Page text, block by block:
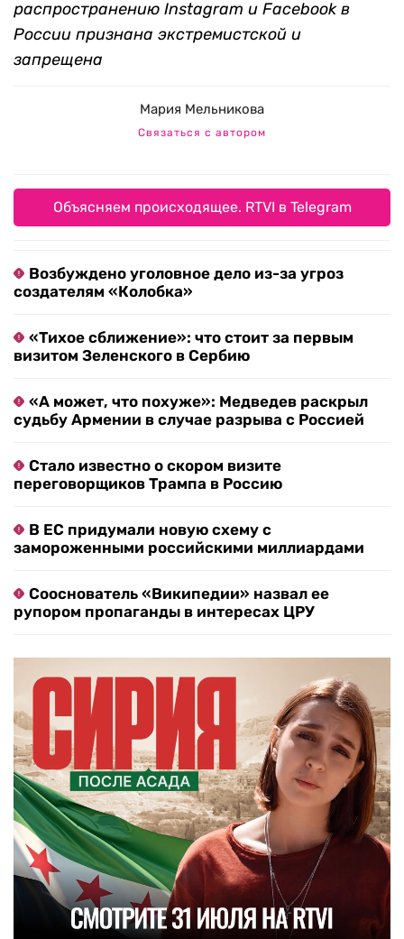
распространению Instagram и Facebook в
России признана экстремистской и
запрещена
Мария Мельникова
Связаться с автором
Объясняем происходящее. RTVI в Telegram
Возбуждено уголовное дело из-за угроз
создателям «Колобка»
«Тихое сближение»: что стоит за первым
визитом Зеленского в Сербию
«А может, что похуже»: Медведев раскрыл
судьбу Армении в случае разрыва с Россией
Стало известно о скором визите
переговорщиков Трампа в Россию
В ЕС придумали новую схему с
замороженными российскими миллиардами
Сооснователь «Википедии» назвал ее
рупором пропаганды в интересах ЦРУ